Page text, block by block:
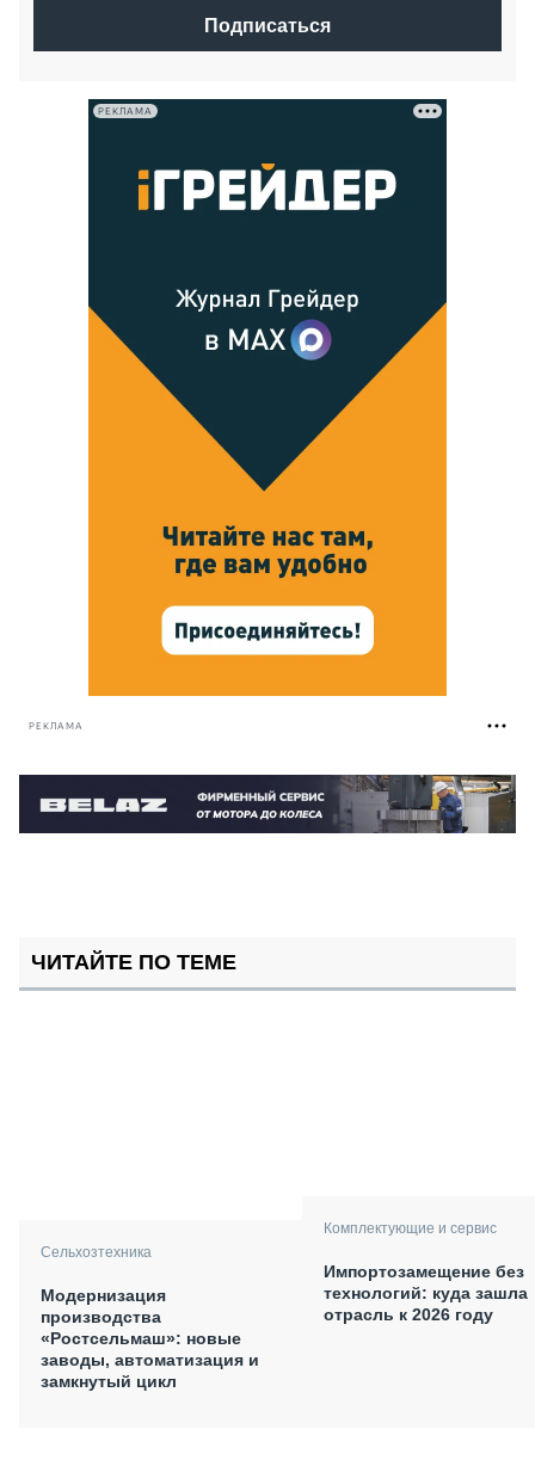
Подписаться
РЕКЛАМА
РЕКЛАМА
ЧИТАЙТЕ ПО ТЕМЕ
Сельхозтехника
Модернизация
производства
«Ростсельмаш»: новые
заводы, автоматизация и
замкнутый цикл
Комплектующие и сервис
Импортозамещение без
технологий: куда зашла
отрасль к 2026 году